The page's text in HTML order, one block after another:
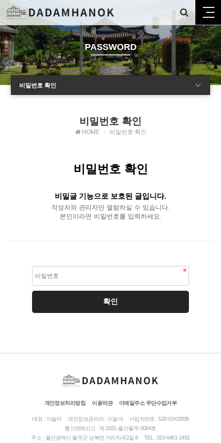
PASSWORD
비밀번호 확인
비밀번호 확인
HOME 비밀번호 확인
비밀번호 확인
비밀글 기능으로 보호된 글입니다.
작성자와 관리자만 열람하실 수 있습니다.
본인이라면 비밀번호를 입력하세요.
개인정보처리방침 이용약관 이메일주소 무단수집거부
대표 : 이슬아 개인정보관리자 : 이슬아
사업자번호 : 520-03-02008
통신판매신고 : 제 2021-울산울주-0094호
주소 : 울산광역시 울주군 상북면 거리지곡2길 8
TEL : 010-6481-1491